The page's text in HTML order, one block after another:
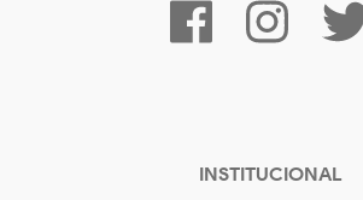
INSTITUCIONAL